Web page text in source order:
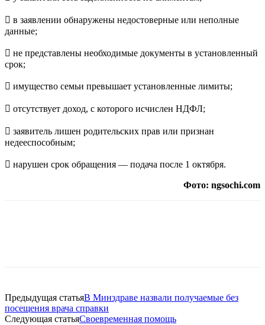
 в заявлении обнаружены недостоверные или неполные
данные;
 не представлены необходимые документы в установленный
срок;
 имущество семьи превышает установленные лимиты;
 отсутствует доход, с которого исчислен НДФЛ;
 заявитель лишен родительских прав или признан
недееспособным;
 нарушен срок обращения — подача после 1 октября.
Фото: ngsochi.com
Предыдущая статьяВ Минздраве назвали получаемые без
посещения врача справки
Следующая статьяСвоевременная помощь